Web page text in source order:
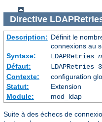
Directive
Description: Définit le
connexions au
Syntaxe:
LDAPRetries
Défaut:
LDAPRetries 3
Contexte:
configuration
Statut:
Extension
Module:
mod_ldap
Suite à des échecs de